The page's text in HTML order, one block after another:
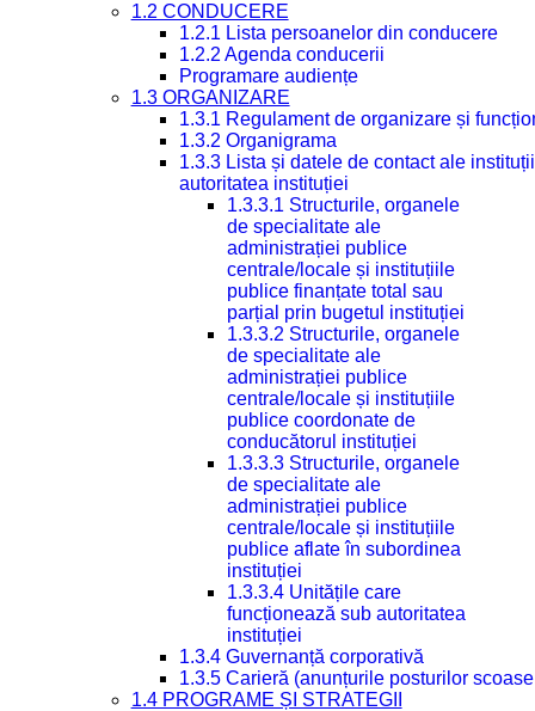
1.2 CONDUCERE
1.2.1 Lista persoanelor din conducere
1.2.2 Agenda conducerii
Programare audiențe
1.3 ORGANIZARE
1.3.1 Regulament de organizare și
1.3.2 Organigrama
1.3.3 Lista și datele de contact ale
autoritatea instituției
1.3.3.1 Structurile, organele
de specialitate ale
administrației publice
centrale/locale și instituțiile
publice finanțate total sau
parțial prin bugetul instituției
1.3.3.2 Structurile, organele
de specialitate ale
administrației publice
centrale/locale și instituțiile
publice coordonate de
conducătorul instituției
1.3.3.3 Structurile, organele
de specialitate ale
administrației publice
centrale/locale și instituțiile
publice aflate în subordinea
instituției
1.3.3.4 Unitățile care
funcționează sub autoritatea
instituției
1.3.4 Guvernanță corporativă
1.3.5 Carieră (anunțurile posturilor
1.4 PROGRAME ȘI STRATEGII